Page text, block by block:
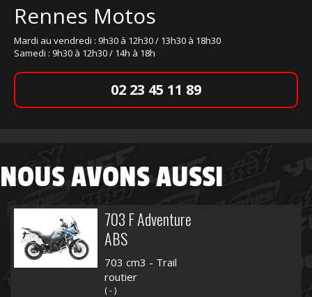
Rennes Motos
Mardi au vendredi : 9h30 à 12h30 / 13h30 à 18h30
Samedi : 9h30 à 12h30 / 14h à 18h
02 23 45 11 89
NOUS AVONS AUSSI
703 F Adventure
ABS
703 cm3 - Trail
routier
( - )